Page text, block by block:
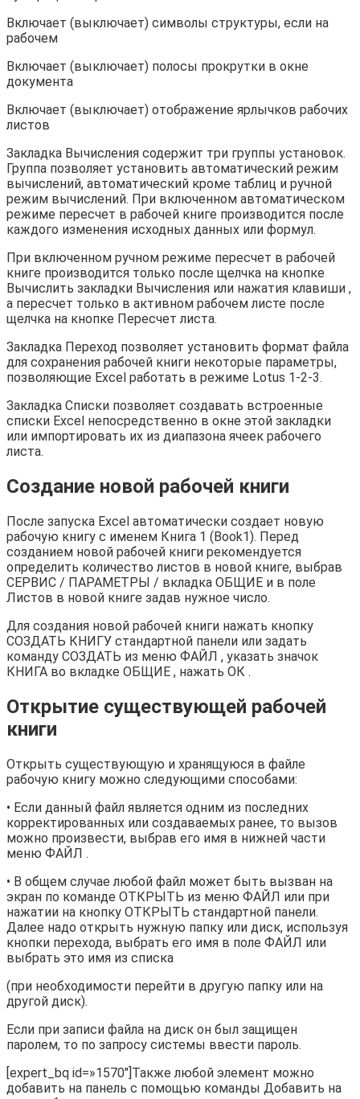
Включает (выключает) символы структуры, если на
рабочем
Включает (выключает) полосы прокрутки в окне
документа
Включает (выключает) отображение ярлычков рабочих
листов
Закладка Вычисления содержит три группы установок.
Группа позволяет установить автоматический режим
вычислений, автоматический кроме таблиц и ручной
режим вычислений. При включенном автоматическом
режиме пересчет в рабочей книге производится после
каждого изменения исходных данных или формул.
При включенном ручном режиме пересчет в рабочей
книге производится только после щелчка на кнопке
Вычислить закладки Вычисления или нажатия клавиши ,
а пересчет только в активном рабочем листе после
щелчка на кнопке Пересчет листа.
Закладка Переход позволяет установить формат файла
для сохранения рабочей книги некоторые параметры,
позволяющие Excel работать в режиме Lotus 1-2-3.
Закладка Списки позволяет создавать встроенные
списки Excel непосредственно в окне этой закладки
или импортировать их из диапазона ячеек рабочего
листа.
Создание новой рабочей книги
После запуска Excel автоматически создает новую
рабочую книгу с именем Книга 1 (Book1). Перед
созданием новой рабочей книги рекомендуется
определить количество листов в новой книге, выбрав
СЕРВИС / ПАРАМЕТРЫ / вкладка ОБЩИЕ и в поле
Листов в новой книге задав нужное число.
Для создания новой рабочей книги нажать кнопку
СОЗДАТЬ КНИГУ стандартной панели или задать
команду СОЗДАТЬ из меню ФАЙЛ , указать значок
КНИГА во вкладке ОБЩИЕ , нажать ОК .
Открытие существующей рабочей
книги
Открыть существующую и хранящуюся в файле
рабочую книгу можно следующими способами:
• Если данный файл является одним из последних
корректированных или создаваемых ранее, то вызов
можно произвести, выбрав его имя в нижней части
меню ФАЙЛ .
• В общем случае любой файл может быть вызван на
экран по команде ОТКРЫТЬ из меню ФАЙЛ или при
нажатии на кнопку ОТКРЫТЬ стандартной панели.
Далее надо открыть нужную папку или диск, используя
кнопки перехода, выбрать его имя в поле ФАЙЛ или
выбрать это имя из списка
(при необходимости перейти в другую папку или на
другой диск).
Если при записи файла на диск он был защищен
паролем, то по запросу системы ввести пароль.
[expert_bq id=»1570″]Также любой элемент можно
добавить на панель с помощью команды Добавить на